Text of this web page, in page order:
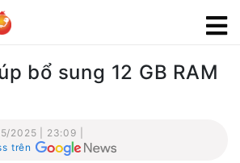
bổ sung 12 GB RAM
2025 | 23:09 |
trên